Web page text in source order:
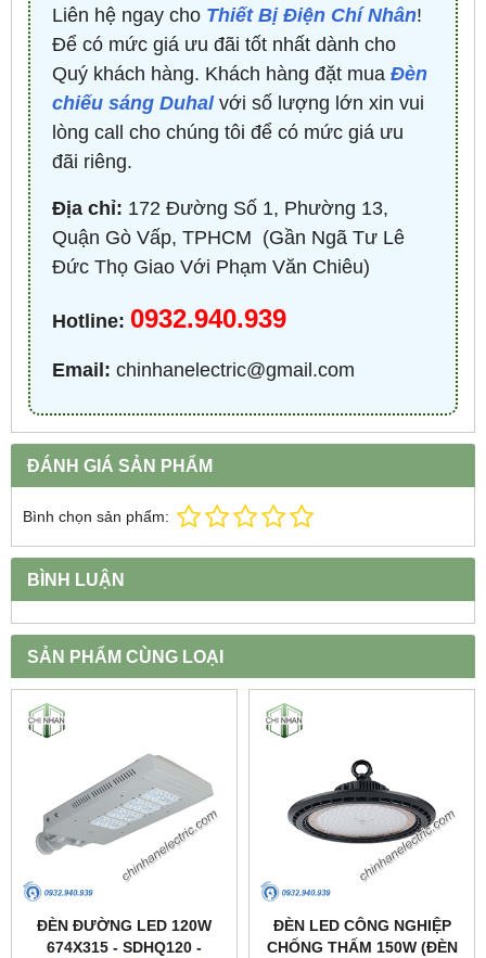
Liên hệ ngay cho Thiết Bị Điện Chí Nhân!
Để có mức giá ưu đãi tốt nhất dành cho
Quý khách hàng. Khách hàng đặt mua Đèn
chiếu sáng Duhalvới số lượng lớn xin vui
lòng call cho chúng tôi để có mức giá ưu
đãi riêng.
Địa chỉ: 172 Đường Số 1, Phường 13,
Quận Gò Vấp, TPHCM ​ (Gần Ngã Tư Lê
Đức Thọ Giao Với Phạm Văn Chiêu)
Hotline: 0932.940.939
Email: chinhanelectric@gmail.com
ĐÁNH GIÁ SẢN PHẨM
Bình chọn sản phẩm:
BÌNH LUẬN
SẢN PHẨM CÙNG LOẠI
ĐÈN ĐƯỜNG LED 120W
674X315 - SDHQ120 -
ĐÈN LED CÔNG NGHIỆP
CHỐNG THẤM 150W (ĐÈN